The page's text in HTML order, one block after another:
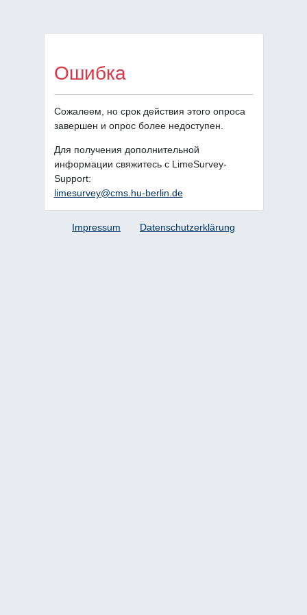
Ошибка
Сожалеем, но срок действия этого опроса
завершен и опрос более недоступен.
Для получения дополнительной
информации свяжитесь с LimeSurvey-
Support:
limesurvey@cms.hu-berlin.de
Impressum Datenschutzerklärung